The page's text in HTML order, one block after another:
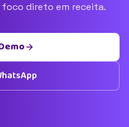
direto em receita.